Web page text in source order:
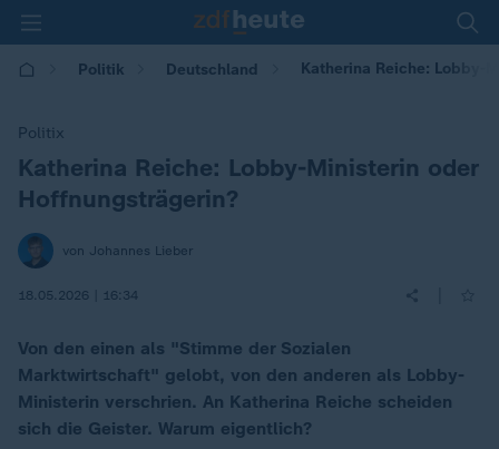
Politik Deutschland Katherina Reiche: Lobby-
Politix
:Katherina Reiche: Lobby-Ministerin oder
Hoffnungsträgerin?
von Johannes Lieber
18.05.2026 | 16:34
Von den einen als "Stimme der Sozialen
Marktwirtschaft" gelobt, von den anderen als Lobby-
Ministerin verschrien. An Katherina Reiche scheiden
sich die Geister. Warum eigentlich?